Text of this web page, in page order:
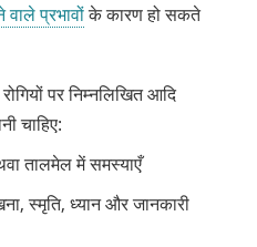
प्रभावोंके कारण हो सकते
पर निम्नलिखित आदि
चाहिए:
तालमेल में समस्याएँ
स्मृति, ध्यान और जानकारी